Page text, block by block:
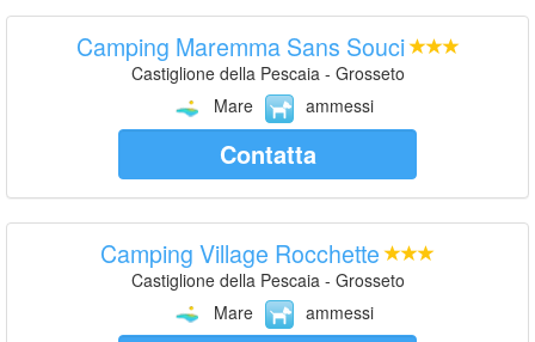
Camping Maremma Sans Souci
Castiglione della Pescaia - Grosseto
Mare
ammessi
Contatta
Camping Village Rocchette
Castiglione della Pescaia - Grosseto
Mare
ammessi